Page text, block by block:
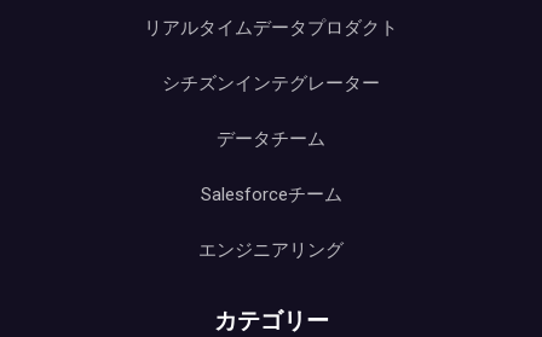
リアルタイムデータプロダクト
シチズンインテグレーター
データチーム
Salesforceチーム
エンジニアリング
カテゴリー